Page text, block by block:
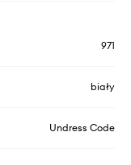
971
biały
Undress Code